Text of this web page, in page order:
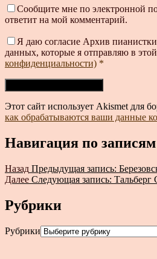
Сообщите мне по электронной
ответит на мой комментарий.
Я даю согласие Архив
данных, которые я отправляю в
конфиденциальности) *
Этот сайт использует Akismet для
как обрабатываются ваши данные
Навигация по записям
Назад Предыдущая запись:
Далее Следующая запись: Тальберг
Рубрики
Рубрики